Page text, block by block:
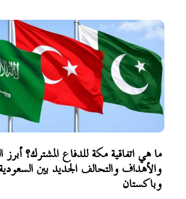
ما هي اتفاقية مكة للدفاع المشترك؟ أبرز
والأهداف والتحالف الجديد بين
وباكستان